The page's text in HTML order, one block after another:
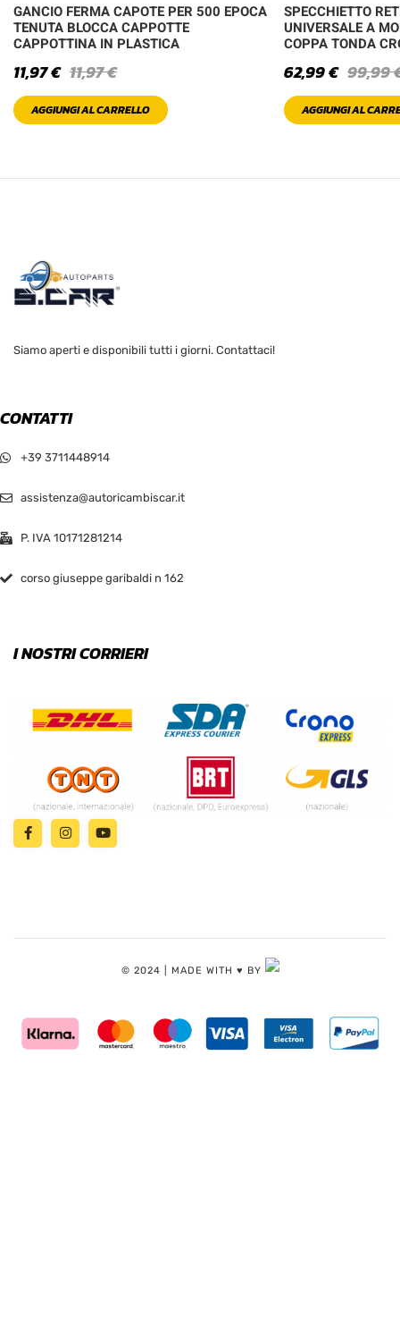
GANCIO FERMA CAPOTE PER 500 EPOCA
TENUTA BLOCCA CAPPOTTE
CAPPOTTINA IN PLASTICA
11,97€
11,97€
AGGIUNGI AL CARRELLO
SPECCHIETTO
UNIVERSALE A
COPPA TONDA
99,99
62,99€
AGGIUNGI AL
Siamo aperti e disponibili tutti i giorni. Contattaci!
CONTATTI
+39 3711448914
assistenza@autoricambiscar.it
P. IVA 10171281214
corso giuseppe garibaldi n 162
I NOSTRI CORRIERI
© 2024 | MADE WITH ♥️ BY